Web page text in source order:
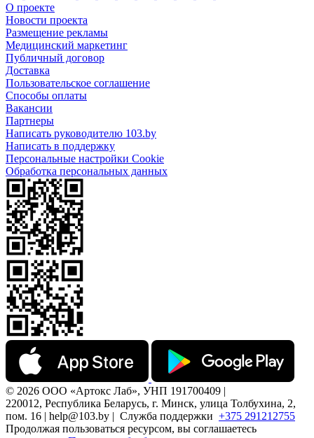
О проекте
Новости проекта
Размещение рекламы
Медицинский маркетинг
Публичный договор
Доставка
Пользовательское соглашение
Способы оплаты
Вакансии
Партнеры
Написать руководителю 103.by
Написать в поддержку
Персональные настройки Cookie
Обработка персональных данных
© 2026 ООО «Артокс Лаб», УНП 191700409 |
220012, Республика Беларусь, г. Минск, улица Толбухина, 2,
пом. 16 | help@103.by | Служба поддержки +375 291212755
Продолжая пользоваться ресурсом, вы соглашаетесь